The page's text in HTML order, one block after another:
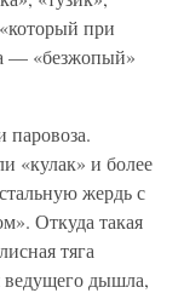
при
— «безжопый»
паровоза.
«кулак» и более
жердь с
Откуда такая
тяга
ведущего дышла,